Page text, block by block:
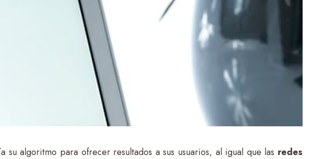
su algoritmo para ofrecer resultados a sus usuarios, al igual que las redes